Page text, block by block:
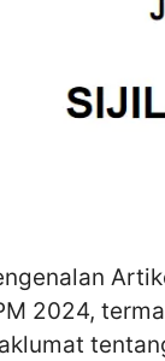
2024,